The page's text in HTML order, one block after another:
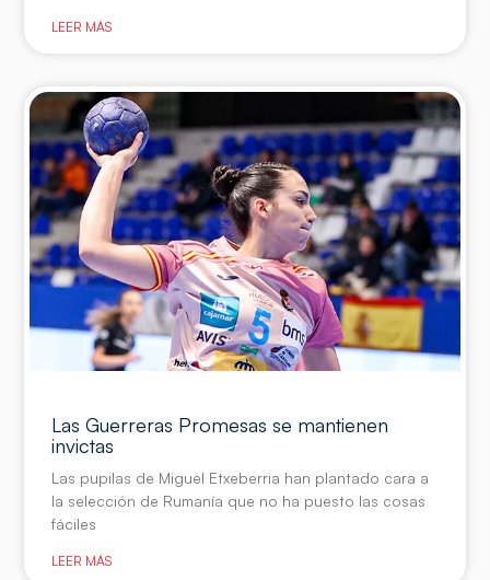
LEER MÁS
Las Guerreras Promesas se mantienen
invictas
Las pupilas de Miguel Etxeberria han plantado cara a
la selección de Rumanía que no ha puesto las cosas
fáciles
LEER MÁS